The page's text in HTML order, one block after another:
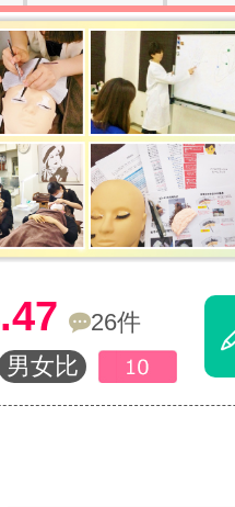
体験レッス
やりたいこ
特集をみる
グッドスク
26件
男女比